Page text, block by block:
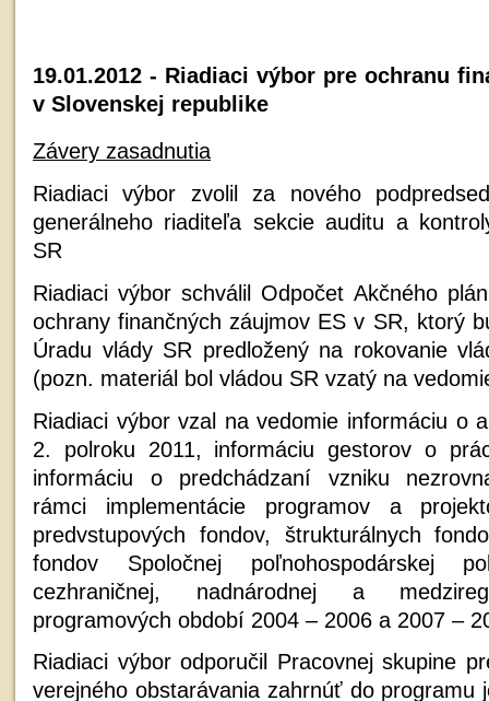
19.01.2012 - Riadiaci výbor pre ochranu
v Slovenskej republike
Závery zasadnutia
Riadiaci výbor zvolil za nového
generálneho riaditeľa sekcie auditu a
SR
Riadiaci výbor schválil Odpočet Akčného
ochrany finančných záujmov ES v SR, ktorý
Úradu vlády SR predložený na rokovanie
(pozn. materiál bol vládou SR vzatý na
Riadiaci výbor vzal na vedomie informáciu o
2. polroku 2011, informáciu gestorov o
informáciu o predchádzaní vzniku
rámci implementácie programov a
predvstupových fondov, štrukturálnych
fondov Spoločnej poľnohospodárskej
cezhraničnej, nadnárodnej a
programových období 2004 – 2006 a 2007 –
Riadiaci výbor odporučil Pracovnej skupine
verejného obstarávania zahrnúť do programu